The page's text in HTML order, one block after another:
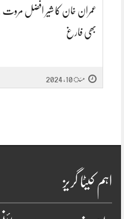
عمران خان کا شیر افضل مروت
بھی فارغ
مئ 10, 2024
اہم کیٹا گریز